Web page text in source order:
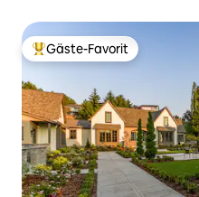
Beliebter Gäste-Favorit.
Gäste-Favorit